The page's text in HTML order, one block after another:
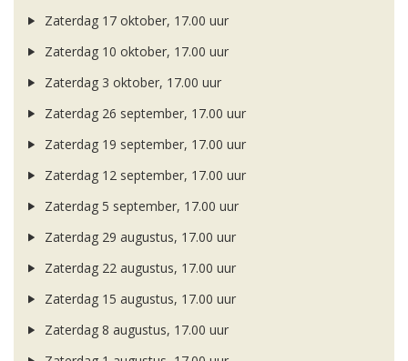
Zaterdag 17 oktober, 17.00 uur
Zaterdag 10 oktober, 17.00 uur
Zaterdag 3 oktober, 17.00 uur
Zaterdag 26 september, 17.00 uur
Zaterdag 19 september, 17.00 uur
Zaterdag 12 september, 17.00 uur
Zaterdag 5 september, 17.00 uur
Zaterdag 29 augustus, 17.00 uur
Zaterdag 22 augustus, 17.00 uur
Zaterdag 15 augustus, 17.00 uur
Zaterdag 8 augustus, 17.00 uur